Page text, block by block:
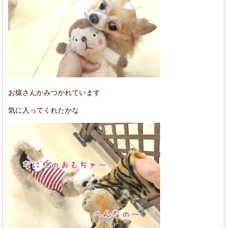
お猿さんかみつかれています
気に入ってくれたかな